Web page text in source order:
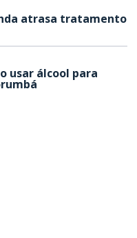
atrasa tratamento
usar álcool para